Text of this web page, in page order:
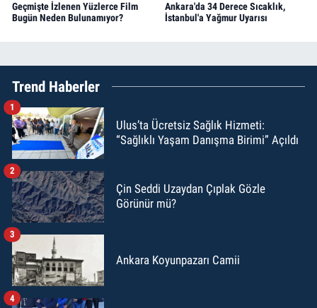
Geçmişte İzlenen Yüzlerce Film
Bugün Neden Bulunamıyor?
Ankara'da 34 Derece Sıcaklık,
İstanbul'a Yağmur Uyarısı
Trend Haberler
Ulus’ta Ücretsiz Sağlık Hizmeti:
“Sağlıklı Yaşam Danışma Birimi” Açıldı
1
Çin Seddi Uzaydan Çıplak Gözle
Görünür mü?
2
Ankara Koyunpazarı Camii
3
4